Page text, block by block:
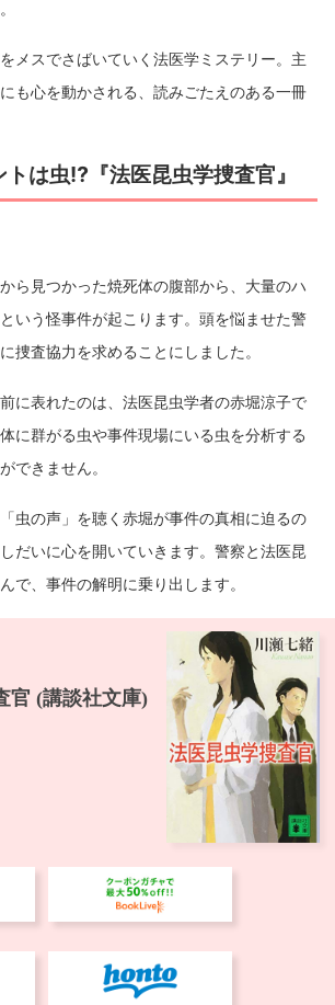
メスでさばいていく法医学ミステリー。主
も心を動かされる、読みごたえのある一冊
は虫⁉『法医昆虫学捜査官』
ら見つかった焼死体の腹部から、大量のハ
いう怪事件が起こります。頭を悩ませた警
捜査協力を求めることにしました。
に表れたのは、法医昆虫学者の赤堀涼子で
に群がる虫や事件現場にいる虫を分析する
できません。
虫の声」を聴く赤堀が事件の真相に迫るの
だいに心を開いていきます。警察と法医昆
で、事件の解明に乗り出します。